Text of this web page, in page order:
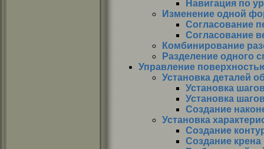
Навигация по
Изменение одной
Согласование
Согласование
Комбинирование
Разделение одного
Управление
Установка деталей
Установка
Установка
Создание
Установка
Создание
Создание